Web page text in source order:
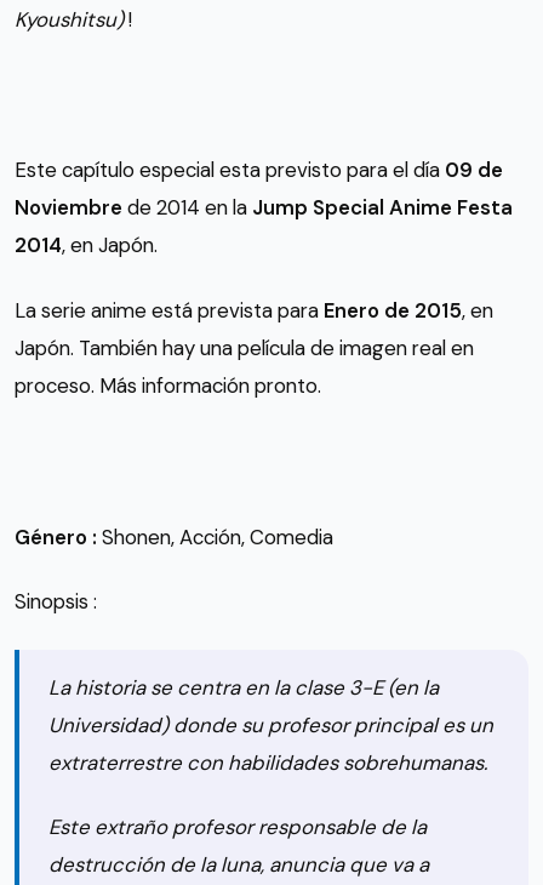
Kyoushitsu)!
Este capítulo especial esta previsto para el día 09 de
Noviembre de 2014 en la Jump Special Anime Festa
2014, en Japón.
La serie anime está prevista para Enero de 2015, en
Japón. También hay una película de imagen real en
proceso. Más información pronto.
Género : Shonen, Acción, Comedia
Sinopsis :
La historia se centra en la clase 3-E (en la
Universidad) donde su profesor principal es un
extraterrestre con habilidades sobrehumanas.
Este extraño profesor responsable de la
destrucción de la luna, anuncia que va a